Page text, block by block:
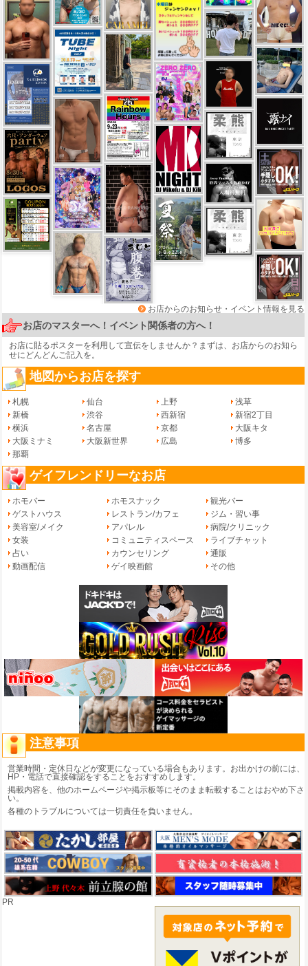
お店からのお知らせ・イベント情報を見る
お店のマスターへ！イベント関係者の方へ！
お店に貼るポスターを利用して宣伝をしませんか？まずは、 お店からのお知ら
せにどんどんご記入を。
地図からお店を探す
札幌 仙台 上野
浅草
新橋
渋谷 西新宿
新宿2丁目
横浜
名古屋 京都
大阪キタ
大阪ミナミ
大阪新世界 広島
博多
那覇
ゲイフレンドリーなお店
ホモバー ホモスナック
観光バー
ゲストハウス
レストラン/カフェ
ジム・習い事
美容室/メイク
アパレル
病院/クリニック
女装
コミュニティスペース
ライブチャット
占い
カウンセリング
通販
動画配信
ゲイ映画館 その他
注意事項
営業時間・定休日などが変更になっている場合もあります。お出かけの前には、
HP・電話で直接確認をすることをおすすめします。
掲載内容を、他のホームページや掲示板等にそのまま転載することはおやめ下さ
い。
各種のトラブルについては一切責任を負いません。
PR